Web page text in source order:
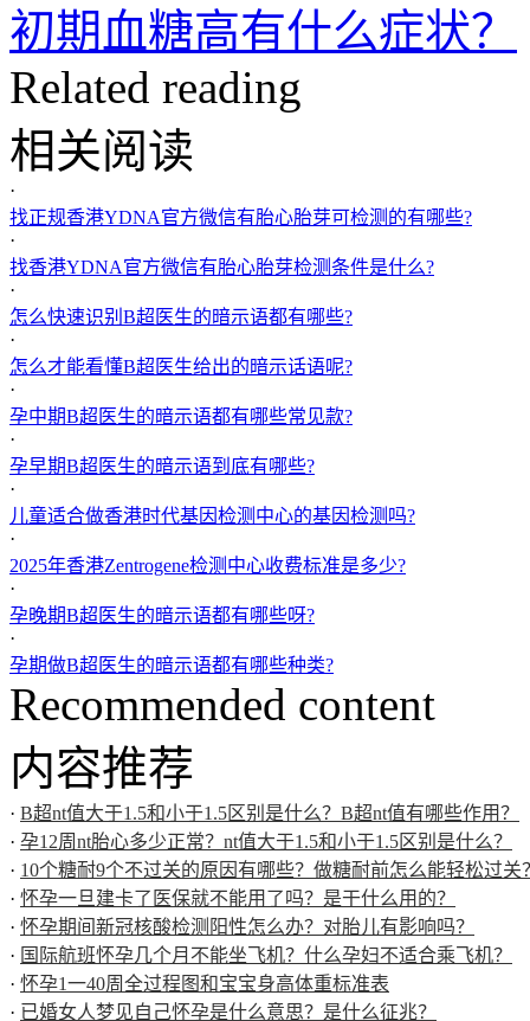
初期血糖高有什么症状？
Related reading
相关阅读
·
找正规香港YDNA官方微信有胎心胎芽可检测的有哪些?
·
找香港YDNA官方微信有胎心胎芽检测条件是什么?
·
怎么快速识别B超医生的暗示语都有哪些?
·
怎么才能看懂B超医生给出的暗示话语呢?
·
孕中期B超医生的暗示语都有哪些常见款?
·
孕早期B超医生的暗示语到底有哪些?
·
儿童适合做香港时代基因检测中心的基因检测吗?
·
2025年香港Zentrogene检测中心收费标准是多少?
·
孕晚期B超医生的暗示语都有哪些呀?
·
孕期做B超医生的暗示语都有哪些种类?
Recommended content
内容推荐
· B超nt值大于1.5和小于1.5区别是什么？B超nt值有哪些作用？
· 孕12周nt胎心多少正常？nt值大于1.5和小于1.5区别是什么？
· 10个糖耐9个不过关的原因有哪些？做糖耐前怎么能轻松过关
· 怀孕一旦建卡了医保就不能用了吗？是干什么用的？
· 怀孕期间新冠核酸检测阳性怎么办？对胎儿有影响吗？
· 国际航班怀孕几个月不能坐飞机？什么孕妇不适合乘飞机？
· 怀孕1一40周全过程图和宝宝身高体重标准表
· 已婚女人梦见自己怀孕是什么意思？是什么征兆？